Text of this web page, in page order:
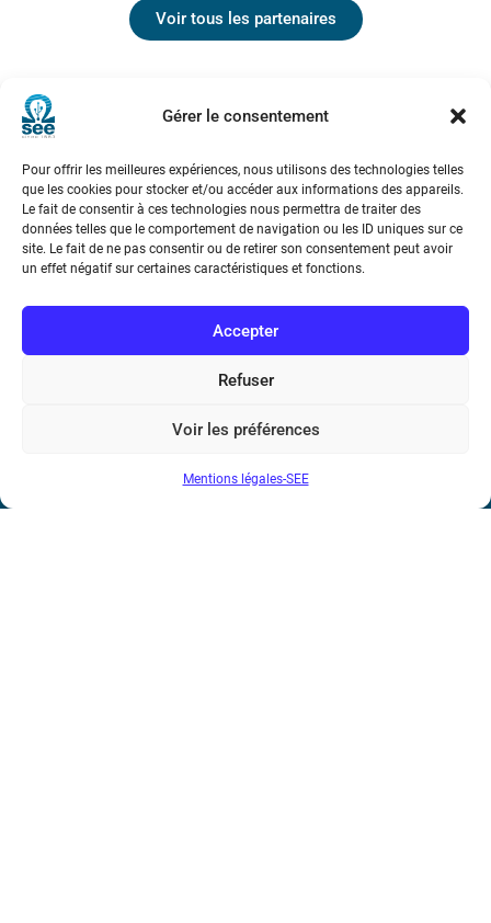
Gérer le consentement
Pour offrir les meilleures expériences, nous utilisons des technologies telles
que les cookies pour stocker et/ou accéder aux informations des appareils.
Le fait de consentir à ces technologies nous permettra de traiter des
données telles que le comportement de navigation ou les ID uniques sur ce
site. Le fait de ne pas consentir ou de retirer son consentement peut avoir
un effet négatif sur certaines caractéristiques et fonctions.
Accepter
Refuser
Voir les préférences
Mentions légales-SEE
Voir tous les partenaires
Société de l’Electricité, de l’Electronique et des Technologies
de l’Information et de la Communication
communautaire : FR44 785 393 232